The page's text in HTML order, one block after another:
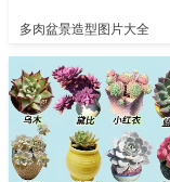
多肉盆景造型图片大全